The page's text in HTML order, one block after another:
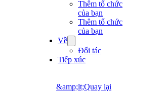
Thêm tổ chức
của bạn
Thêm tổ chức
của bạn
Về
Đối tác
Tiếp xúc
&amp;lt;Quay lại